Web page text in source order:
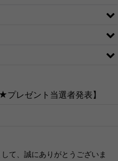
プレゼント当選者発表】
て、誠にありがとうございま